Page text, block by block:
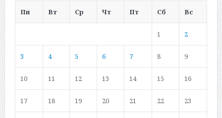
Пн
Вт Ср Чт Пт Сб Вс
1 2
3 4 5 6 7 8 9
10 11 12 13 14 15 16
17 18 19 20 21 22 23